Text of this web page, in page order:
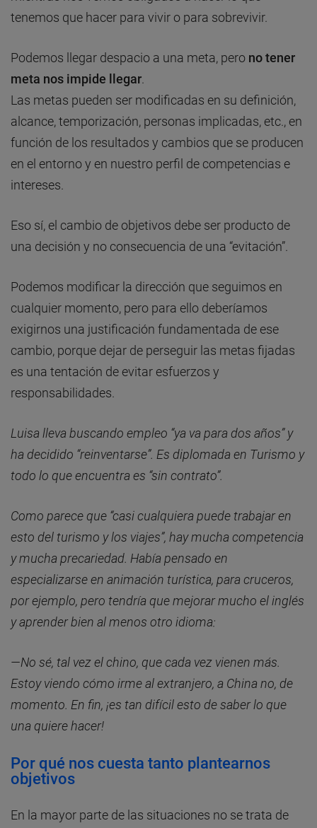
tenemos que hacer para vivir o para sobrevivir.
Podemos llegar despacio a una meta, pero no tener
meta nos impide llegar
Las metas pueden ser modificadas en su definición,
alcance, temporización, personas implicadas, etc., en
función de los resultados y cambios que se producen
en el entorno y en nuestro perfil de competencias e
intereses.
Eso sí, el cambio de objetivos debe ser producto de
una decisión y no consecuencia de una “evitación”.
Podemos modificar la dirección que seguimos en
cualquier momento, pero para ello deberíamos
exigirnos una justificación fundamentada de ese
cambio, porque dejar de perseguir las metas fijadas
es una tentación de evitar esfuerzos y
responsabilidades.
Luisa lleva buscando empleo “ya va para dos años” y
ha decidido “reinventarse”. Es diplomada en Turismo y
todo lo que encuentra es “sin contrato”.
Como parece que “casi cualquiera puede trabajar en
esto del turismo y los viajes”, hay mucha competencia
y mucha precariedad. Había pensado en
especializarse en animación turística, para cruceros,
por ejemplo, pero tendría que mejorar mucho el inglés
y aprender bien al menos otro idioma:
—No sé, tal vez el chino, que cada vez vienen más.
Estoy viendo cómo irme al extranjero, a China no, de
momento. En fin, ¡es tan difícil esto de saber lo que
una quiere hacer!
Por qué nos cuesta tanto plantearnos
objetivos
En la mayor parte de las situaciones no se trata de